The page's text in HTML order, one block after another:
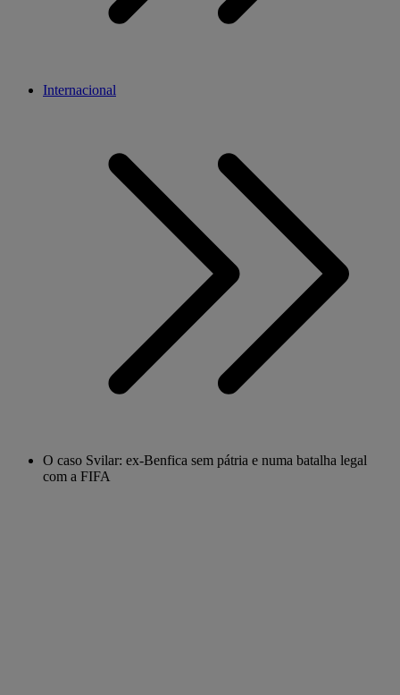
Internacional
O caso Svilar: ex-Benfica sem pátria e numa batalha legal
com a FIFA